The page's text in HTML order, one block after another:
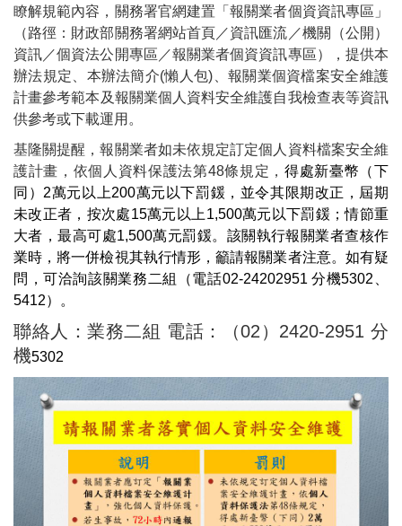
瞭解規範內容 ， 關務署官網建置「報關業者個資資訊專區」
（路徑：財政部關務署網站首頁／資訊匯流／機關（公開）
資訊／個資法公開專區／報關業者個資資訊專區）
， 提供本
辦法規定
本辦法簡介(懶人包) 報關業個資檔案安全維護
計畫參考範本及報關業個人資料安全維護自我檢查表等資訊
供參考或下載運用 。
基隆關提醒，報關業者如未依規定訂定個人資料檔案安全維
護計畫，依個人資料保護法第48條規定，得處新臺幣（下
同） 2萬元以上200萬元以下罰鍰，並令其限期改正，屆期
未改正者，按次處15萬元以上 1,500萬元以下罰鍰；情節重
大者，最高可處1,500萬元罰鍰。 該關執行報關業者查核作
業時，將一併檢視其執行情形，籲請報關業者注意。 如有疑
問，可洽詢該關業務二組（電話02-24202951分機5302
5412）。
聯絡人：業務二組 電話：（02）2420-2951 分
機5302